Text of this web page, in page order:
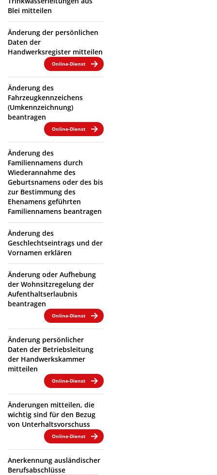
Blei mitteilen
Änderung der persönlichen
Daten der
Handwerksregister mitteilen
Online-Dienst
Änderung des
Fahrzeugkennzeichens
(Umkennzeichnung)
beantragen
Online-Dienst
Änderung des
Familiennamens durch
Wiederannahme des
Geburtsnamens oder des bis
zur Bestimmung des
Ehenamens geführten
Familiennamens beantragen
Änderung des
Geschlechtseintrags und der
Vornamen erklären
Änderung oder Aufhebung
der Wohnsitzregelung der
Aufenthaltserlaubnis
beantragen
Online-Dienst
Änderung persönlicher
Daten der Betriebsleitung
der Handwerkskammer
mitteilen
Online-Dienst
Änderungen mitteilen, die
wichtig sind für den Bezug
von Unterhaltsvorschuss
Online-Dienst
Anerkennung ausländischer
Berufsabschlüsse